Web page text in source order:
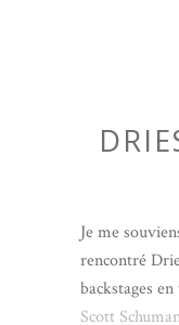
Je me
rencontré
backstages
Scott